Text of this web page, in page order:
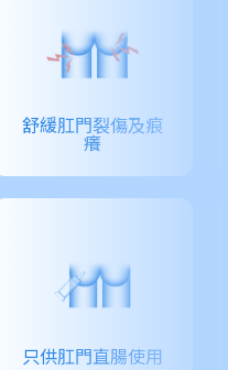
舒緩肛門裂傷及痕
癢
只供肛門直腸使用